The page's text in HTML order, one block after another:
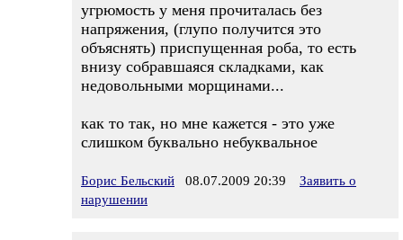
угрюмость у меня прочиталась без
напряжения, (глупо получится это
объяснять) приспущенная роба, то есть
внизу собравшаяся складками, как
недовольными морщинами...
как то так, но мне кажется - это уже
слишком буквально небуквальное
Борис Бельский 08.07.2009 20:39
Заявить о
нарушении